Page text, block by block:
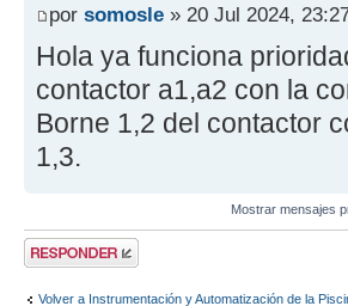
por somosle » 20 Jul 2024,
Hola ya funciona
contactor a1,a2 con la
Borne 1,2 del contactor
1,3.
Mostrar mensajes
Publicar una
respuesta
Volver a Instrumentación y Automatización de la